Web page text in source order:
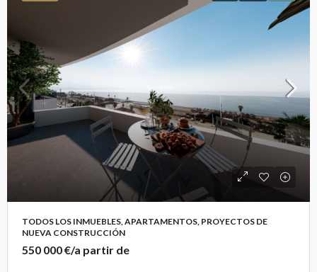
TODOS LOS INMUEBLES, APARTAMENTOS, PROYECTOS DE
NUEVA CONSTRUCCIÓN
550 000 €/a partir de